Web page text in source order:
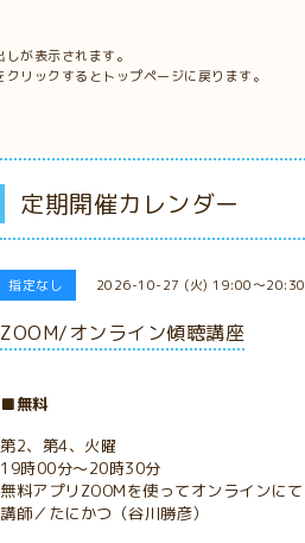
が表示されます。
リックするとトップページに戻ります。
定期開催カレンダー
指定なし 2026-10-27 (火) 19:00～20:30
ZOOM/オンライン傾聴講座
■無料
第2、第4、火曜
19時00分～20時30分
無料アプリZOOMを使ってオンラインにて
講師／たにかつ（谷川勝彦）